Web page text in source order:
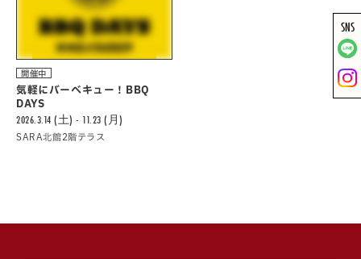
開催中
気軽にバーべキュー！BBQ
DAYS
2026.3.14 (土) - 11.23 (月)
SARA北館2階テラス
SNS